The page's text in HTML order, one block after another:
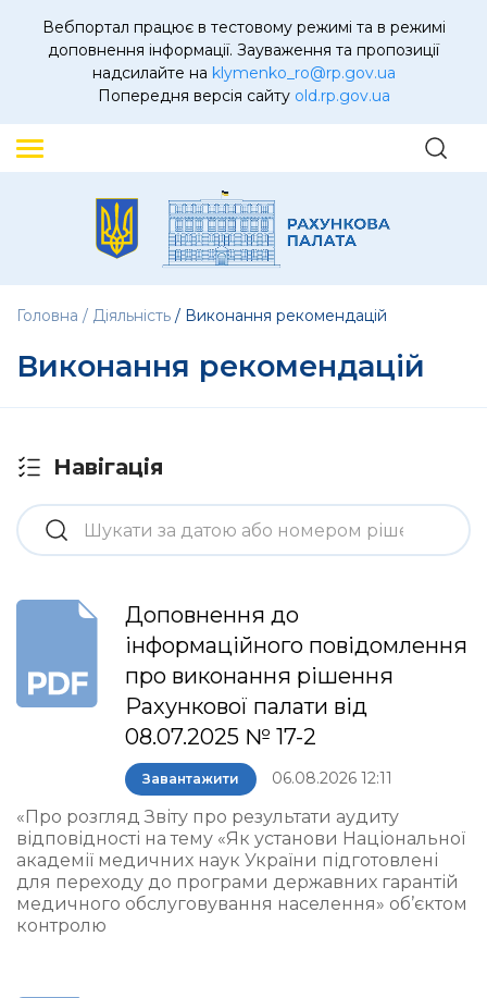
Вебпортал працює в тестовому режимі та в режимі
доповнення інформації. Зауваження та пропозиції
надсилайте на klymenko_ro@rp.gov.ua
Попередня версія сайту old.rp.gov.ua
Головна Діяльність Виконання рекомендацій
Виконання рекомендацій
Навігація
Доповнення до
інформаційного повідомлення
про виконання рішення
Рахункової палати від
08.07.2025 № 17-2
Завантажити 06.08.2026 12:11
«Про розгляд Звіту про результати аудиту
відповідності на тему «Як установи Національної
академії медичних наук України підготовлені
для переходу до програми державних гарантій
медичного обслуговування населення» об’єктом
контролю